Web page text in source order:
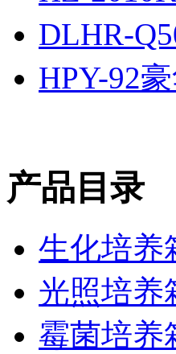
DLHR-
HPY-92
产品目录
生化培养
光照培养
霉菌培养